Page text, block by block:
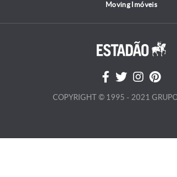
Moving Imóveis
COPYRIGHT © 1995 - 2021